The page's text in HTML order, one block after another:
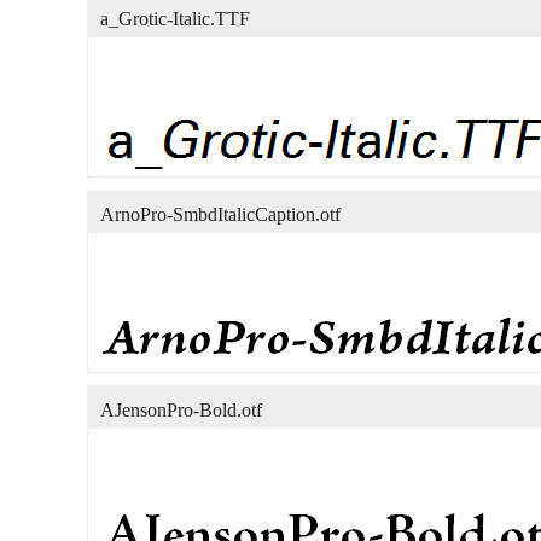
a_Grotic-Italic.TTF
ArnoPro-SmbdItalicCaption.otf
AJensonPro-Bold.otf